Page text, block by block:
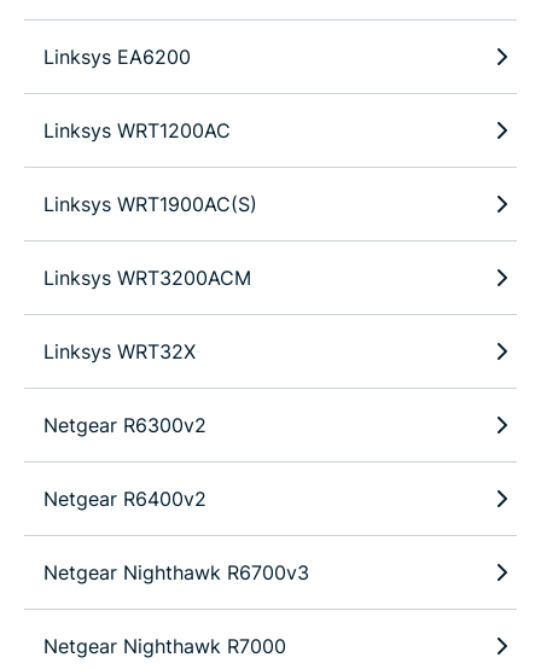
Linksys EA6200
Linksys WRT1200AC
Linksys WRT1900AC(S)
Linksys WRT3200ACM
Linksys WRT32X
Netgear R6300v2
Netgear R6400v2
Netgear Nighthawk R6700v3
Netgear Nighthawk R7000